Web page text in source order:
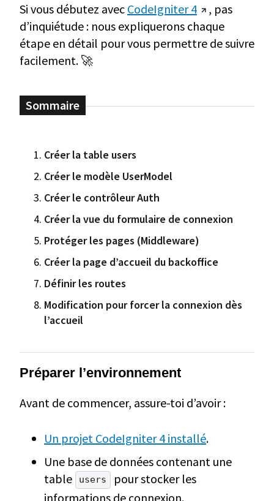
Si vous débutez avec CodeIgniter 4
, pas
d’inquiétude : nous expliquerons chaque
étape en détail pour vous permettre de suivre
facilement. 🚀
Créer la table users
Créer le modèle UserModel
Créer le contrôleur Auth
Créer la vue du formulaire de connexion
Protéger les pages (Middleware)
Créer la page d’accueil du backoffice
Définir les routes
Modification pour forcer la connexion dès
l’accueil
Préparer l’environnement
Avant de commencer, assure-toi d’avoir :
Un projet CodeIgniter 4 installé.
Une base de données contenant une
table
users
pour stocker les
informations de connexion.